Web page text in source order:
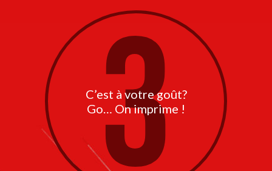
3
C’est à votre goût?
Go… On imprime !